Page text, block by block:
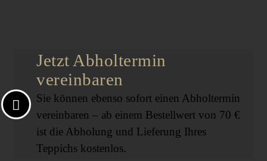
Jetzt Abholtermin
vereinbaren
Sie können ebenso sofort einen Abholtermin
vereinbaren – ab einem Bestellwert von 70 €
ist die Abholung und Lieferung Ihres
Teppichs kostenlos.